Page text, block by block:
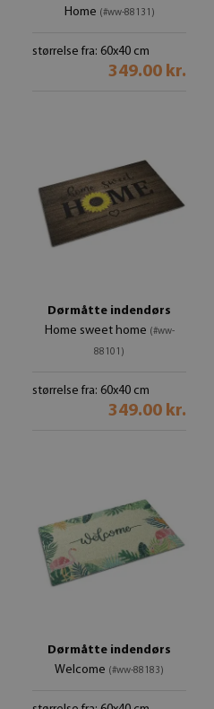
Home (#ww-88131)
størrelse fra: 60x40 cm
349.00 kr.
Dørmåtte indendørs
Home sweet home (#ww-
88101)
størrelse fra: 60x40 cm
349.00 kr.
Dørmåtte indendørs
Welcome (#ww-88183)